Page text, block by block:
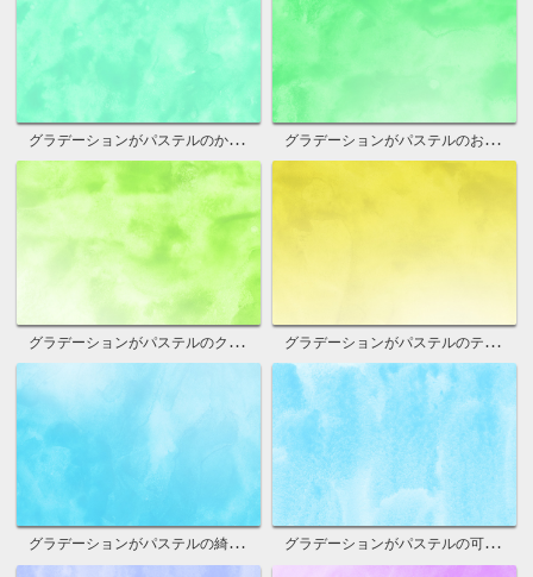
グラデーションがパステルのかっこいい壁紙 グラデーションがパステルのおしゃれな素材
グラデーションがパステルのクールな背景 グラデーションがパステルのテクスチャ画像
グラデーションがパステルの綺麗な画像 グラデーションがパステルの可愛い写真